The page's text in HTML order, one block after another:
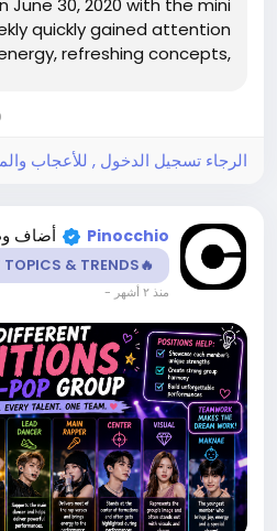
30, 2020 with the mini
quickly gained attention
refreshing concepts,
الرجاء تسجيل الدخول , للأعجاب
Pinocchio أضاف
🔥HOT TOPICS & TRENDS
منذ ٢ أشهر -